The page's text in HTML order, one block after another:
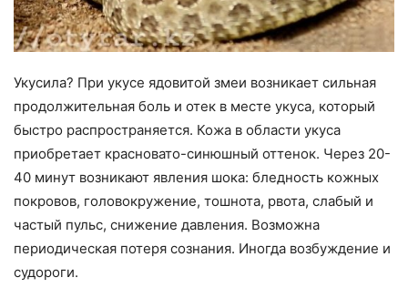
Укусила? При укусе ядовитой змеи возникает сильная
продолжительная боль и отек в месте укуса, который
быстро распространяется. Кожа в области укуса
приобретает красновато-синюшный оттенок. Через 20-
40 минут возникают явления шока: бледность кожных
покровов, головокружение, тошнота, рвота, слабый и
частый пульс, снижение давления. Возможна
периодическая потеря сознания. Иногда возбуждение и
судороги.